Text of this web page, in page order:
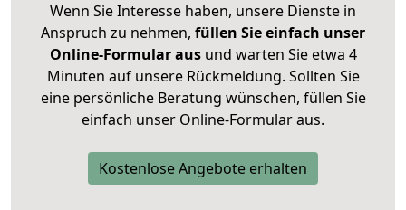
Wenn Sie Interesse haben, unsere Dienste in
Anspruch zu nehmen, füllen Sie einfach unser
Online-Formular ausund warten Sie etwa 4
Minuten auf unsere Rückmeldung. Sollten Sie
eine persönliche Beratung wünschen, füllen Sie
einfach unser Online-Formular aus.
Kostenlose Angebote erhalten